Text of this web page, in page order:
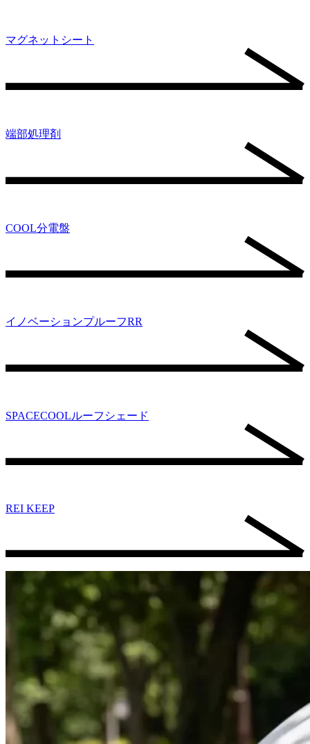
マグネットシート
端部処理剤
COOL分電盤
イノベーションプルーフRR
SPACECOOLルーフシェード
REI KEEP